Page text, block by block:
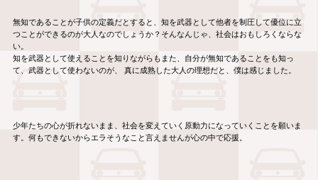
無知であることが子供の定義だとすると、知を武器として他者を制圧して優位に立
つことができるのが大人なのでしょうか？そんなんじゃ、社会はおもしろくならな
い。
知を武器として使えることを知りながらもまた、自分が無知であることをも知っ
て、武器として使わないのが、 真に成熟した大人の理想だと、僕は感じました。
少年たちの心が折れないまま、社会を変えていく原動力になっていくことを願いま
す。何もできないからエラそうなこと言えませんが心の中で応援。